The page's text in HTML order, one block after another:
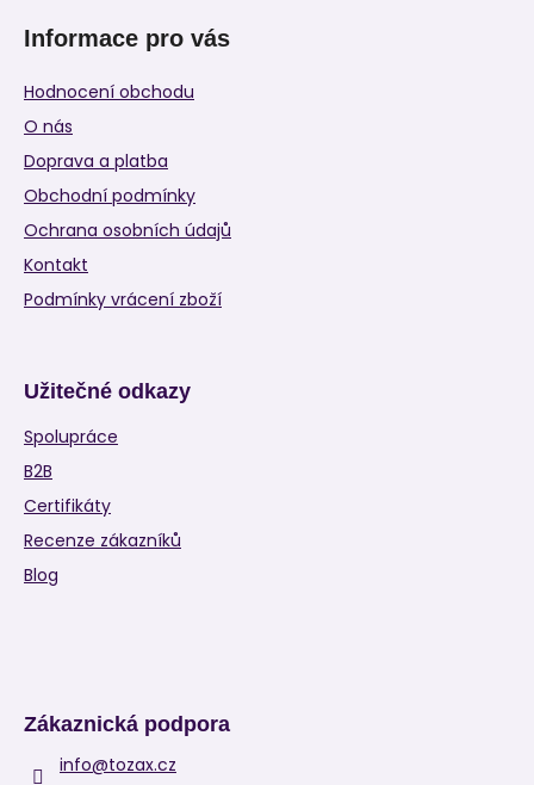
Informace pro vás
Hodnocení obchodu
O nás
Doprava a platba
Obchodní podmínky
Ochrana osobních údajů
Kontakt
Podmínky vrácení zboží
Užitečné odkazy
Spolupráce
B2B
Certifikáty
Recenze zákazníků
Blog
Zákaznická podpora
info@tozax.cz